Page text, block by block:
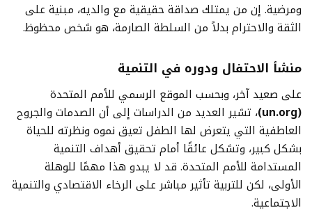
ومرضية. إن من يمتلك صداقة حقيقية مع والديه، مبنية على
الثقة والاحترام بدلاً من السلطة الصارمة، هو شخص محظوظ.
منشأ الاحتفال ودوره في التنمية
على صعيد آخر، وبحسب الموقع الرسمي للأمم المتحدة
(un.org)
، تشير العديد من الدراسات إلى أن الصدمات والجروح
العاطفية التي يتعرض لها الطفل تعيق نموه ونظرته للحياة
بشكل كبير، وتشكل عائقًا أمام تحقيق أهداف التنمية
المستدامة للأمم المتحدة. قد لا يبدو هذا مهمًا للوهلة
الأولى، لكن للتربية تأثير مباشر على الرخاء الاقتصادي والتنمية
الاجتماعية.